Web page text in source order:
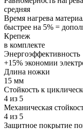
средняя
Время нагрева
быстрее на 5% =
Крепеж
в комплекте
Энергоэффективность
+15% экономии
Длина ножки
15 мм
Стойкость к
4 из 5
Механическая
4 из 5
Защитное покрытие